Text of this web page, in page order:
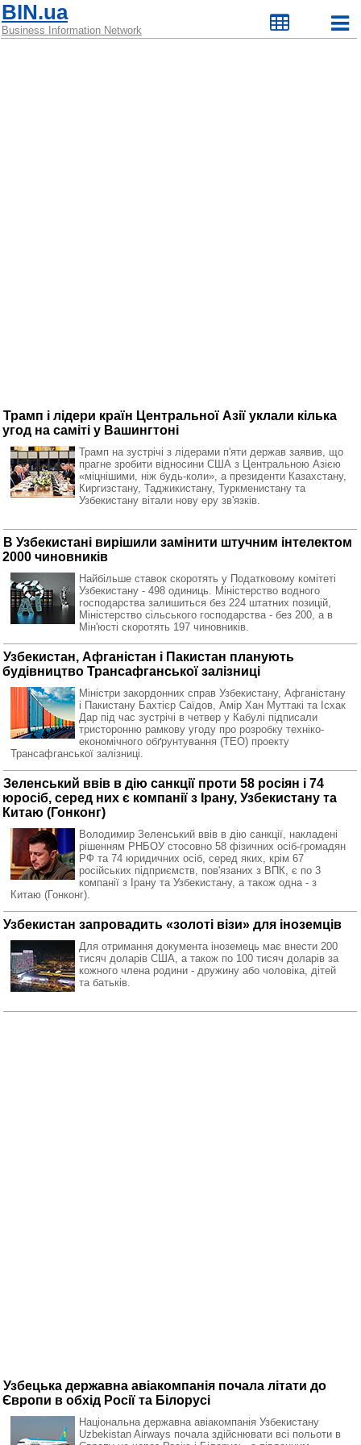
BIN.ua
Business Information Network
Трамп і лідери країн Центральної Азії уклали кілька
угод на саміті у Вашингтоні
Трамп на зустрічі з лідерами п'яти держав заявив, що
прагне зробити відносини США з Центральною Азією
«міцнішими, ніж будь-коли», а президенти Казахстану,
Киргизстану, Таджикистану, Туркменистану та
Узбекистану вітали нову еру зв'язків.
В Узбекистані вирішили замінити штучним інтелектом
2000 чиновників
Найбільше ставок скоротять у Податковому комітеті
Узбекистану - 498 одиниць. Міністерство водного
господарства залишиться без 224 штатних позицій,
Міністерство сільського господарства - без 200, а в
Мін'юсті скоротять 197 чиновників.
Узбекистан, Афганістан і Пакистан планують
будівництво Трансафганської залізниці
Міністри закордонних справ Узбекистану, Афганістану
і Пакистану Бахтієр Саїдов, Амір Хан Муттакі та Ісхак
Дар під час зустрічі в четвер у Кабулі підписали
тристоронню рамкову угоду про розробку техніко-
економічного обґрунтування (ТЕО) проекту
Трансафганської залізниці.
Зеленський ввів в дію санкції проти 58 росіян і 74
юросіб, серед них є компанії з Ірану, Узбекистану та
Китаю (Гонконг)
Володимир Зеленський ввів в дію санкції, накладені
рішенням РНБОУ стосовно 58 фізичних осіб-громадян
РФ та 74 юридичних осіб, серед яких, крім 67
російських підприємств, пов'язаних з ВПК, є по 3
компанії з Ірану та Узбекистану, а також одна - з
Китаю (Гонконг).
Узбекистан запровадить «золоті візи» для іноземців
Для отримання документа іноземець має внести 200
тисяч доларів США, а також по 100 тисяч доларів за
кожного члена родини - дружину або чоловіка, дітей
та батьків.
Узбецька державна авіакомпанія почала літати до
Європи в обхід Росії та Білорусі
Національна державна авіакомпанія Узбекистану
Uzbekistan Airways почала здійснювати всі польоти в